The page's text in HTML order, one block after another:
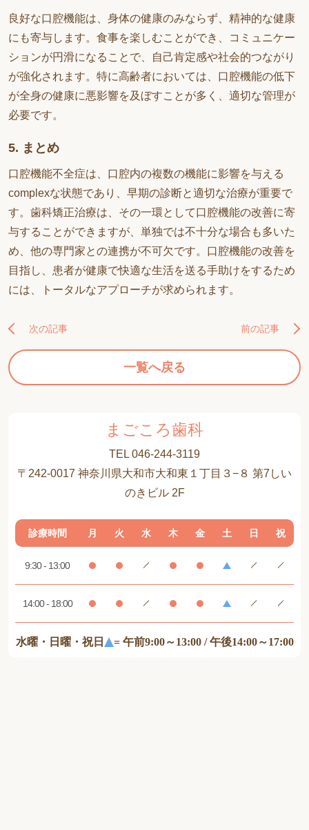
良好な口腔機能は、身体の健康のみならず、精神的な健康
にも寄与します。食事を楽しむことができ、コミュニケー
ションが円滑になることで、自己肯定感や社会的つながり
が強化されます。特に高齢者においては、口腔機能の低下
が全身の健康に悪影響を及ぼすことが多く、適切な管理が
必要です。
5. まとめ
口腔機能不全症は、口腔内の複数の機能に影響を与える
complexな状態であり、早期の診断と適切な治療が重要で
す。歯科矯正治療は、その一環として口腔機能の改善に寄
与することができますが、単独では不十分な場合も多いた
め、他の専門家との連携が不可欠です。口腔機能の改善を
目指し、患者が健康で快適な生活を送る手助けをするため
には、トータルなアプローチが求められます。
次の記事
一覧へ戻る
前の記事
まごころ歯科
TEL 046-244-3119
〒242-0017 神奈川県大和市大和東１丁目３−８ 第7しい
のきビル 2F
診療時間 月 火 水 木 金 土 日 祝
9:30 - 13:00
14:00 - 18:00
水曜・日曜・祝日 = 午前9:00～13:00 / 午後14:00～17:00